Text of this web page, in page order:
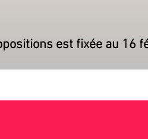
est fixée au 16